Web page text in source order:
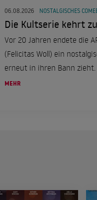
06.08.2026 NOSTALGISCHES
Die Kultserie kehrt
Vor 20 Jahren endete die
(Felicitas Woll) ein
erneut in ihren Bann zieht.
MEHR